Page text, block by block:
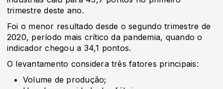
trimestre deste ano.
Foi o menor resultado desde o segundo trimestre de
2020, período mais crítico da pandemia, quando o
indicador chegou a 34,1 pontos.
O levantamento considera três fatores principais:
Volume de produção;